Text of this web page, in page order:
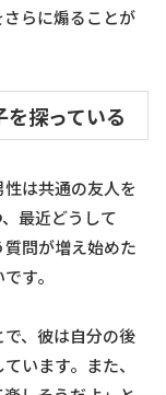
らに煽ることが
探っている
は共通の友人を
最近どうして
問が増え始めた
す。
、彼は自分の後
います。また、